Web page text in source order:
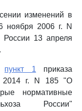
изменений в
ноября 2006 г. N
России 13 апреля
пункт 1 приказа
2014 г. N 185 "О
нормативные
России"